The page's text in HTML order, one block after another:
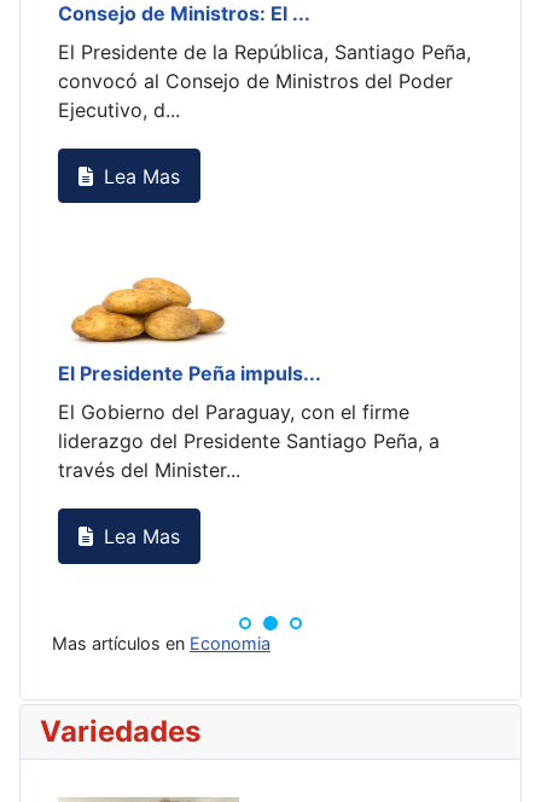
Consejo de Ministros: El ...
El Presidente de la República, Santiago Peña,
convocó al Consejo de Ministros del Poder
Ejecutivo, d...
Lea Mas
El Presidente Peña impuls...
El Gobierno del Paraguay, con el firme
liderazgo del Presidente Santiago Peña, a
través del Minister...
Lea Mas
Mas artículos en Economia
Variedades